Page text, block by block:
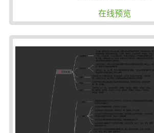
在线预览